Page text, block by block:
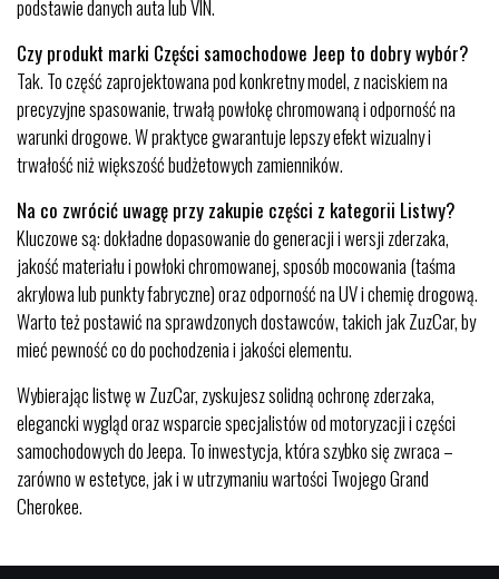
podstawie danych auta lub VIN.
Czy produkt marki Części samochodowe Jeep to dobry wybór?
Tak. To część zaprojektowana pod konkretny model, z naciskiem na
precyzyjne spasowanie, trwałą powłokę chromowaną i odporność na
warunki drogowe. W praktyce gwarantuje lepszy efekt wizualny i
trwałość niż większość budżetowych zamienników.
Na co zwrócić uwagę przy zakupie części z kategorii Listwy?
Kluczowe są: dokładne dopasowanie do generacji i wersji zderzaka,
jakość materiału i powłoki chromowanej, sposób mocowania (taśma
akrylowa lub punkty fabryczne) oraz odporność na UV i chemię drogową.
Warto też postawić na sprawdzonych dostawców, takich jak ZuzCar, by
mieć pewność co do pochodzenia i jakości elementu.
Wybierając listwę w ZuzCar, zyskujesz solidną ochronę zderzaka,
elegancki wygląd oraz wsparcie specjalistów od motoryzacji i części
samochodowych do Jeepa. To inwestycja, która szybko się zwraca –
zarówno w estetyce, jak i w utrzymaniu wartości Twojego Grand
Cherokee.